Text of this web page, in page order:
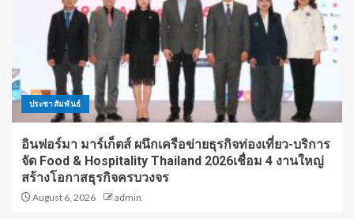
ประชาสัมพันธ์
อินฟอร์มา มาร์เก็ตส์ ผนึกเครือข่ายธุรกิจท่องเที่ยว-บริการ
จัด Food & Hospitality Thailand 2026เชื่อม 4 งานใหญ่
สร้างโอกาสธุรกิจครบวงจร
August 6, 2026 admin